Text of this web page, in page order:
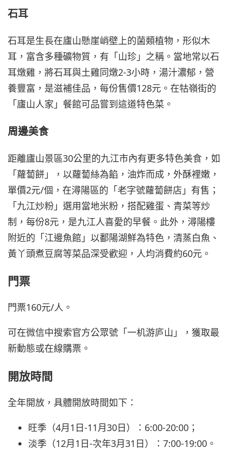
石耳
石耳是生長在廬山懸崖峭壁上的菌類植物，形似木
耳，富含多種礦物質，有「山珍」之稱。當地常以石
耳燉雞，將石耳與土雞同燉2-3小時，湯汁濃郁，營
養豐富，是滋補佳品，每份售價128元。在牯嶺街的
「廬山人家」餐館可品嘗到這道特色菜。
周邊美食
距離廬山景區30公里的九江市內有更多特色美食，如
「蘿蔔餅」，以蘿蔔絲為餡，油炸而成，外酥裡嫩，
單價2元/個，在潯陽區的「老字號蘿蔔餅店」有售；
「九江炒粉」選用當地米粉，搭配雞蛋、青菜等炒
制，每份8元，是九江人喜愛的早餐。此外，潯陽樓
附近的「江邊魚館」以鄱陽湖鮮為特色，清蒸白魚、
黃丫頭煮豆腐等菜品深受歡迎，人均消費約60元。
門票
門票160元/人。
可在微信中搜索官方公眾號「一机游庐山」，獲取最
新動態或在線購票。
開放時間
全年開放，具體開放時間如下：
旺季（4月1日-11月30日）：6:00-20:00；
淡季（12月1日-次年3月31日）：7:00-19:00。